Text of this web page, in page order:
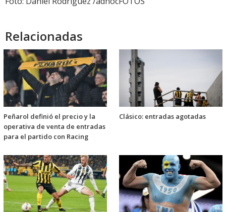
Relacionadas
Peñarol definió el precio y la
operativa de venta de entradas
para el partido con Racing
Clásico: entradas agotadas